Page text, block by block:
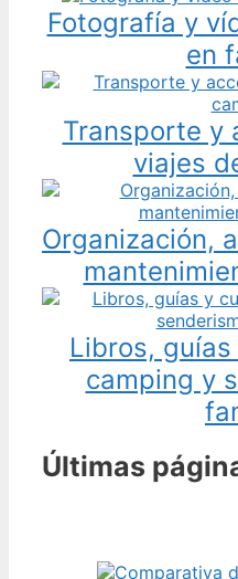
Fotografía y
en
Transporte y
viajes
Organización,
Libros,
camping y
Últimas